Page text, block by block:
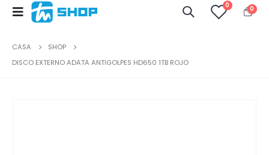
0 0
CASA
SHOP
DISCO EXTERNO ADATA ANTIGOLPES HD650 1TB ROJO